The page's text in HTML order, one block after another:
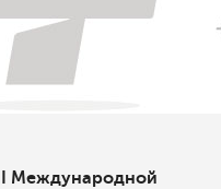
Международной